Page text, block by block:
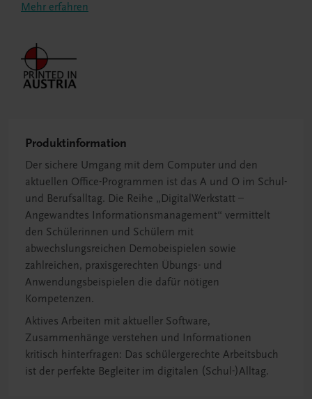
Mehr erfahren
Produktinformation
Der sichere Umgang mit dem Computer und den
aktuellen Office-Programmen ist das A und O im Schul-
und Berufsalltag. Die Reihe „DigitalWerkstatt –
Angewandtes Informationsmanagement“ vermittelt
den Schülerinnen und Schülern mit
abwechslungsreichen Demobeispielen sowie
zahlreichen, praxisgerechten Übungs- und
Anwendungsbeispielen die dafür nötigen
Kompetenzen.
Aktives Arbeiten mit aktueller Software,
Zusammenhänge verstehen und Informationen
kritisch hinterfragen: Das schülergerechte Arbeitsbuch
ist der perfekte Begleiter im digitalen (Schul-)Alltag.